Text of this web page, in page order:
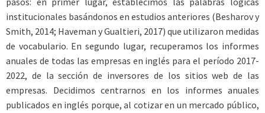
institucionales basándonos en estudios anteriores (Besharov y
Smith, 2014; Haveman y Gualtieri, 2017) que utilizaron medidas
de vocabulario. En segundo lugar, recuperamos los informes
anuales de todas las empresas en inglés para el período 2017-
2022, de la sección de inversores de los sitios web de las
empresas. Decidimos centrarnos en los informes anuales
publicados en inglés porque, al cotizar en un mercado público,